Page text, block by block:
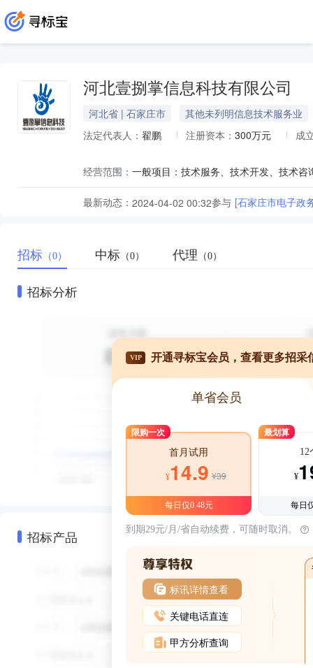
河北壹捌掌信息科技有限公司
河北省 | 石家庄市
其他未列明信息技术服务业
法定代表人： 翟鹏 注册资本： 300万元 成
经营范围：
最新动态： 2024-04-02 00:32参与 [石家庄市电子政
招标 （0） 中标 （0） 代理 （0）
招标分析
招标产品
VIP 开通寻标宝会员，查看更多招采
单省会员
限购一次
首月试用
¥14.9 ¥39
每日仅0.48元
最划算
12
¥
每日
到期29元/月/省自动续费，可随时取消。
标讯详情查看
关键电话直连
甲方分析查询